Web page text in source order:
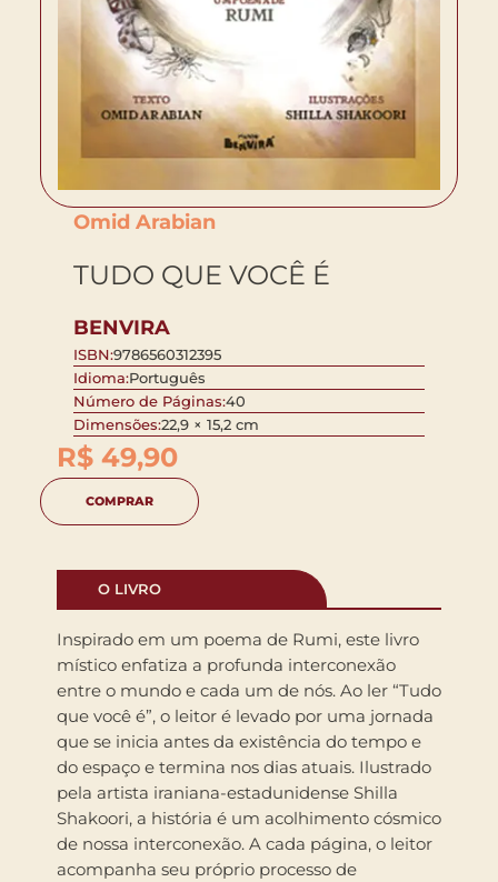
Omid Arabian
TUDO QUE VOCÊ É
BENVIRA
ISBN:9786560312395
Idioma:Português
Número de Páginas:40
Dimensões:22,9 × 15,2 cm
R$ 49,90
COMPRAR
O LIVRO
Inspirado em um poema de Rumi, este livro
místico enfatiza a profunda interconexão
entre o mundo e cada um de nós. Ao ler “Tudo
que você é”, o leitor é levado por uma jornada
que se inicia antes da existência do tempo e
do espaço e termina nos dias atuais. Ilustrado
pela artista iraniana-estadunidense Shilla
Shakoori, a história é um acolhimento cósmico
de nossa interconexão. A cada página, o leitor
acompanha seu próprio processo de